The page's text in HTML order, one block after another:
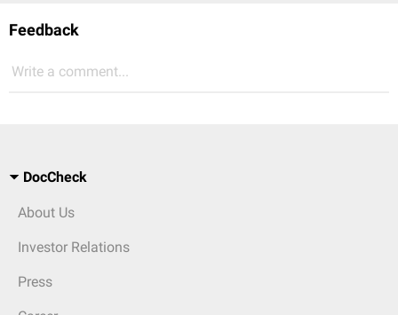
Feedback
Write a comment...
DocCheck
About Us
Investor Relations
Press